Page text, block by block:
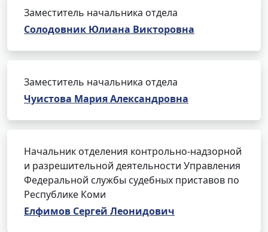
Заместитель начальника отдела
Солодовник Юлиана Викторовна
Заместитель начальника отдела
Чуистова Мария Александровна
Начальник отделения контрольно-надзорной
и разрешительной деятельности Управления
Федеральной службы судебных приставов по
Республике Коми
Елфимов Сергей Леонидович